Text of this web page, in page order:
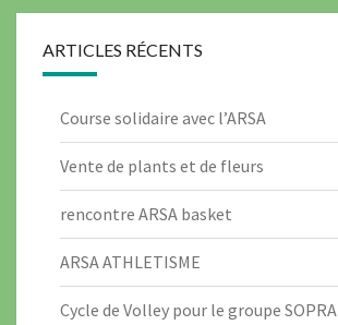
ARTICLES RÉCENTS
Course solidaire avec l’ARSA
Vente de plants et de fleurs
rencontre ARSA basket
ARSA ATHLETISME
Cycle de Volley pour le groupe SOPRA